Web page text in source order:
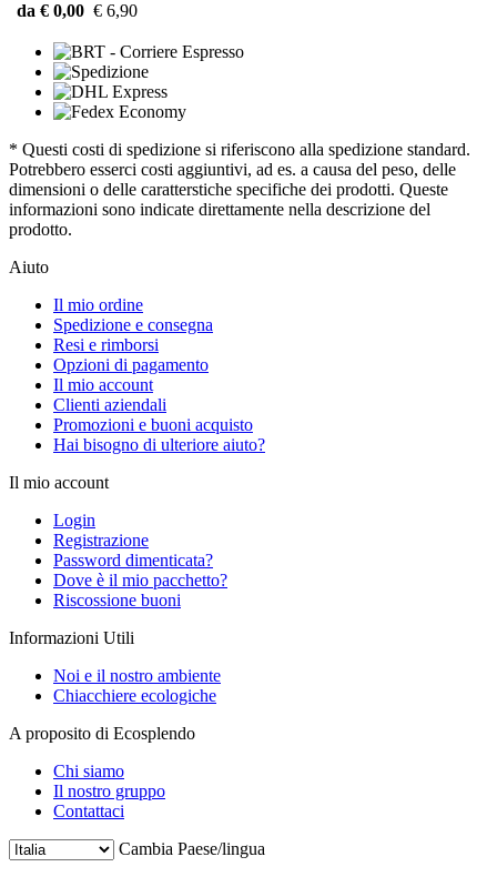
da € 0,00 € 6,90
* Questi costi di spedizione si riferiscono alla spedizione standard.
Potrebbero esserci costi aggiuntivi, ad es. a causa del peso, delle
dimensioni o delle caratterstiche specifiche dei prodotti. Queste
informazioni sono indicate direttamente nella descrizione del
prodotto.
Aiuto
Il mio ordine
Spedizione e consegna
Resi e rimborsi
Opzioni di pagamento
Il mio account
Clienti aziendali
Promozioni e buoni acquisto
Hai bisogno di ulteriore aiuto?
Il mio account
Login
Registrazione
Password dimenticata?
Dove è il mio pacchetto?
Riscossione buoni
Informazioni Utili
Noi e il nostro ambiente
Chiacchiere ecologiche
A proposito di Ecosplendo
Chi siamo
Il nostro gruppo
Contattaci
Cambia Paese/lingua